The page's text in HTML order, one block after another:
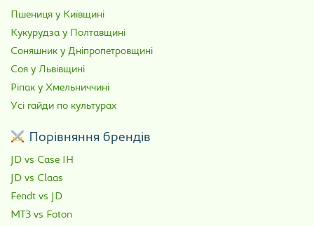
Пшениця у Київщині
Кукурудза у Полтавщині
Соняшник у Дніпропетровщині
Соя у Львівщині
Ріпак у Хмельниччині
Усі гайди по культурах
Порівняння брендів
JD vs Case IH
JD vs Claas
Fendt vs JD
МТЗ vs Foton